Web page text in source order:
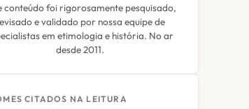
conteúdo foi rigorosamente pesquisado,
e validado por nossa equipe de
em etimologia e história. No ar
desde 2011.
CITADOS NA LEITURA